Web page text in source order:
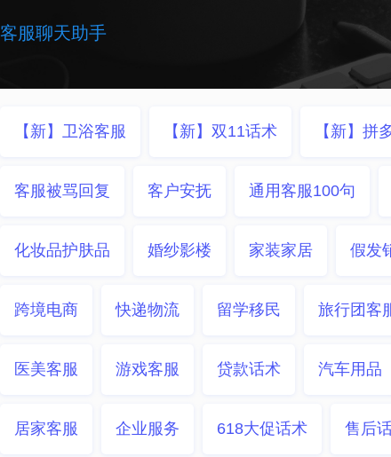
客服聊天助手
【新】卫浴客服 【新】双11话术 【新】拼
客服被骂回复 客户安抚 通用客服100句
化妆品护肤品 婚纱影楼 家装家居 假发
跨境电商 快递物流 留学移民 旅行团客
医美客服 游戏客服 贷款话术 汽车用品
居家客服 企业服务 618大促话术 售后